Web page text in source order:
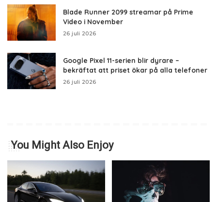
Blade Runner 2099 streamar på Prime
Video i November
26 juli 2026
Google Pixel 11-serien blir dyrare –
bekräftat att priset ökar på alla telefoner
26 juli 2026
You Might Also Enjoy